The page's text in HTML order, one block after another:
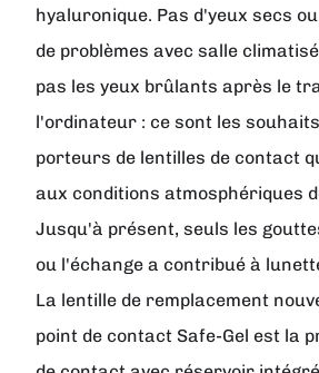
hyaluronique. Pas d'yeux secs
de problèmes avec salle
pas les yeux brûlants après le
l'ordinateur : ce sont les
porteurs de lentilles de contact
aux conditions atmosphériques
Jusqu'à présent, seuls les
ou l'échange a contribué à
La lentille de remplacement
point de contact Safe-Gel est la